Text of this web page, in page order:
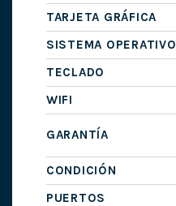
TARJETA GRÁFICA
SISTEMA OPERATIVO
TECLADO
WIFI
GARANTÍA
CONDICIÓN
PUERTOS